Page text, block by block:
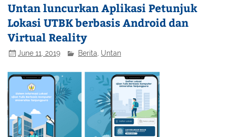
Untan luncurkan Aplikasi Petunjuk
Lokasi UTBK berbasis Android dan
Virtual Reality
June 11, 2019 Berita Untan